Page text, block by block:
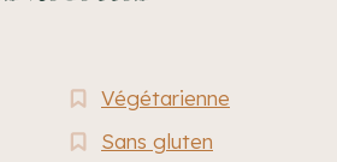
Végétarienne
Sans gluten